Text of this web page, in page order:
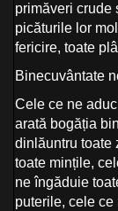
primăveri crude
picăturile lor
fericire, toate
Binecuvântate
Cele ce ne
arată bogăția
dinlăuntru toate
toate mințile,
ne îngăduie
puterile, cele